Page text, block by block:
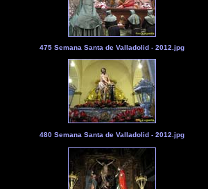
475 Semana Santa de Valladolid - 2012.jpg
480 Semana Santa de Valladolid - 2012.jpg